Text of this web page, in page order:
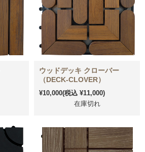
ウッドデッキ クローバー
（DECK-CLOVER）
¥10,000(税込 ¥11,000)
在庫切れ